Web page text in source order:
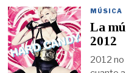
MÚSICA
La
2012
2012